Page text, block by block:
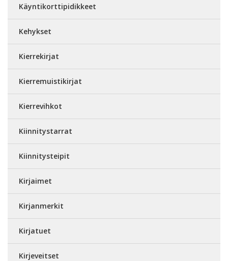
Käyntikorttipidikkeet
Kehykset
Kierrekirjat
Kierremuistikirjat
Kierrevihkot
Kiinnitystarrat
Kiinnitysteipit
Kirjaimet
Kirjanmerkit
Kirjatuet
Kirjeveitset